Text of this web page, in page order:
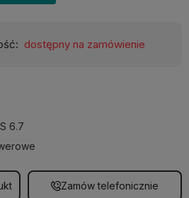
dostępny na zamówienie
6.7
Zamów telefonicznie